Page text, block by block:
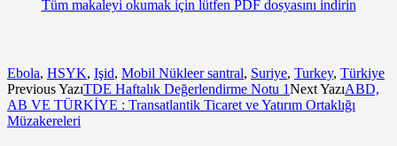
Tüm makaleyi okumak için lütfen PDF dosyasını indirin
Ebola, HSYK, Işid, Mobil Nükleer santral, Suriye, Turkey, Türkiye
Previous YazıTDE Haftalık Değerlendirme Notu 1Next YazıABD,
AB VE TÜRKİYE : Transatlantik Ticaret ve Yatırım Ortaklığı
Müzakereleri